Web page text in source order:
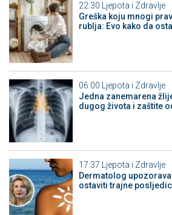
22:30
Ljepota i Zdravlje
Greška koju mnogi
rublja: Evo kako da
06:00 Ljepota i Zdravlje
Jedna zanemarena
dugog života i zaštite
17:37
Ljepota i Zdravlje
Dermatolog
ostaviti trajne